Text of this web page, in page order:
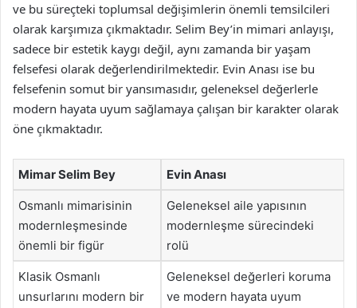
ve bu süreçteki toplumsal değişimlerin önemli temsilcileri
olarak karşımıza çıkmaktadır. Selim Bey’in mimari anlayışı,
sadece bir estetik kaygı değil, aynı zamanda bir yaşam
felsefesi olarak değerlendirilmektedir. Evin Anası ise bu
felsefenin somut bir yansımasıdır, geleneksel değerlerle
modern hayata uyum sağlamaya çalışan bir karakter olarak
öne çıkmaktadır.
Mimar Selim Bey Evin Anası
Osmanlı mimarisinin
modernleşmesinde
önemli bir figür
Geleneksel aile yapısının
modernleşme sürecindeki
rolü
Klasik Osmanlı
unsurlarını modern bir
Geleneksel değerleri koruma
ve modern hayata uyum